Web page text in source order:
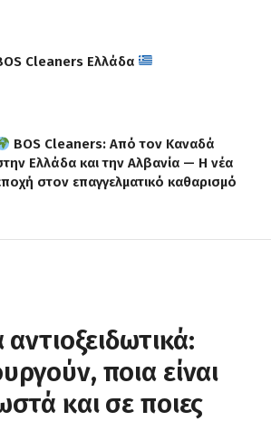
Cleaners Ελλάδα
BOS Cleaners: Από τον Καναδά
Ελλάδα και την Αλβανία — Η νέα
στον επαγγελματικό καθαρισμό
αντιοξειδωτικά:
ποια είναι
και σε ποιες